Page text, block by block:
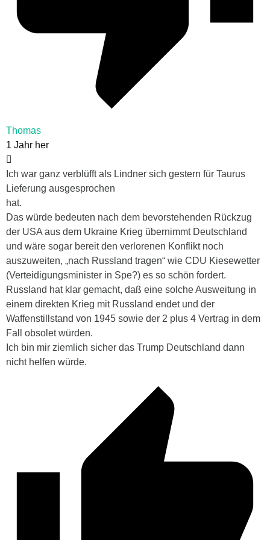
Thomas
1 Jahr her
Ich war ganz verblüfft als Lindner sich gestern für Taurus
Lieferung ausgesprochen
hat.
Das würde bedeuten nach dem bevorstehenden Rückzug
der USA aus dem Ukraine Krieg übernimmt Deutschland
und wäre sogar bereit den verlorenen Konflikt noch
auszuweiten, „nach Russland tragen“ wie CDU Kiesewetter
(Verteidigungsminister in Spe?) es so schön fordert.
Russland hat klar gemacht, daß eine solche Ausweitung in
einem direkten Krieg mit Russland endet und der
Waffenstillstand von 1945 sowie der 2 plus 4 Vertrag in dem
Fall obsolet würden.
Ich bin mir ziemlich sicher das Trump Deutschland dann
nicht helfen würde.